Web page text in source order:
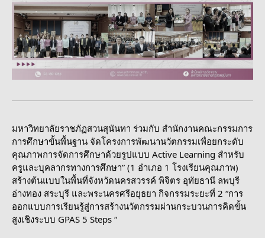
มหาวิทยาลัยราชภัฏสวนสุนันทา ร่วมกับ สำนักงานคณะกรรมการ
การศึกษาขั้นพื้นฐาน จัดโครงการพัฒนานวัตกรรมเพื่อยกระดับ
คุณภาพการจัดการศึกษาด้วยรูปแบบ Active Learning สำหรับ
ครูและบุคลากรทางการศึกษา” (1 อําเภอ 1 โรงเรียนคุณภาพ)
สร้างต้นแบบในพื้นที่จังหวัดนครสวรรค์ พิจิตร อุทัยธานี ลพบุรี
อ่างทอง สระบุรี และพระนครศรีอยุธยา กิจกรรมระยะที่ 2 “การ
ออกแบบการเรียนรู้สู่การสร้างนวัตกรรมผ่านกระบวนการคิดขั้น
สูงเชิงระบบ GPAS 5 Steps “